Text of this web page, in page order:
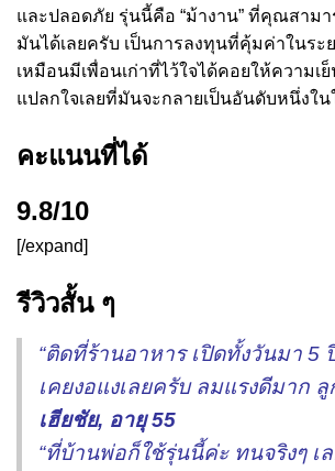
และปลอดภัย รุ่นนี้คือ “ม้างาน” ที่คุณสามา
มันได้เลยครับ เป็นการลงทุนที่คุ้มค่าในระ
เหมือนมีเพื่อนเก่าที่ไว้ใจได้คอยให้ความเย็
แปลกใจเลยที่มันจะกลายเป็นอันดับหนึ่งใน
คะแนนที่ได้
9.8/10
[/expand]
รีวิวสั้น ๆ
“ติดที่ร้านอาหาร เปิดทั้งวันมา 5
เคยงอแงเลยครับ ลมแรงดีมาก
เฮียชัย, อายุ 55
“ที่บ้านพ่อก็ใช้รุ่นนี้ค่ะ ทนจริงๆ เ